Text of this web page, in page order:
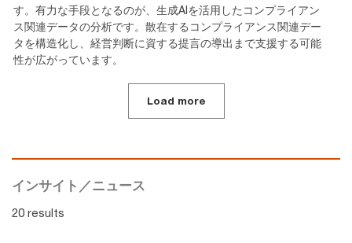
す。有力な手段となるのが、生成AIを活用したコンプライアン
ス関連データの分析です。散在するコンプライアンス関連デー
タを構造化し、経営判断に資する提言の導出まで支援する可能
性が広がっています。
Load more
インサイト／ニュース
20 results